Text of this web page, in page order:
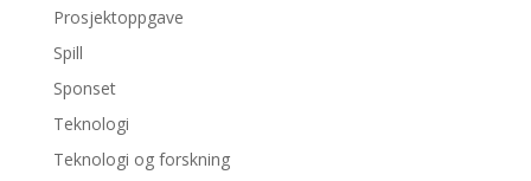
Prosjektoppgave
Spill
Sponset
Teknologi
Teknologi og forskning